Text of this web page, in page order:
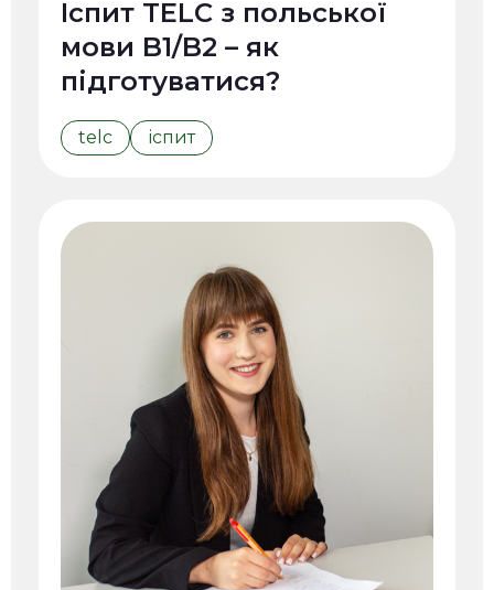
Іспит TELC з польської
мови B1/B2 – як
підготуватися?
telc іспит